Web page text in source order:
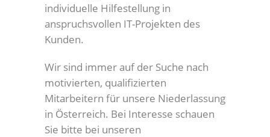
individuelle Hilfestellung in
anspruchsvollen IT-Projekten des
Kunden.
Wir sind immer auf der Suche nach
motivierten, qualifizierten
Mitarbeitern für unsere Niederlassung
in Österreich. Bei Interesse schauen
Sie bitte bei unseren